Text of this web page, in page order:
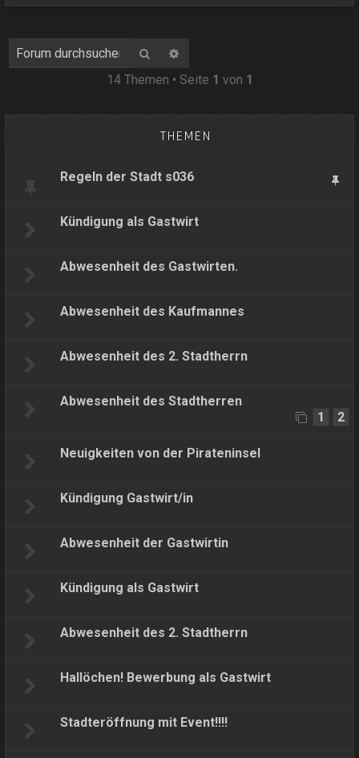
Suche
14 Themen • Seite 1 von 1
THEMEN
Regeln der Stadt s036
Kündigung als Gastwirt
Abwesenheit des Gastwirten.
Abwesenheit des Kaufmannes
Abwesenheit des 2. Stadtherrn
Abwesenheit des Stadtherren
1
2
Neuigkeiten von der Pirateninsel
Kündigung Gastwirt/in
Abwesenheit der Gastwirtin
Kündigung als Gastwirt
Abwesenheit des 2. Stadtherrn
Hallöchen! Bewerbung als Gastwirt
Stadteröffnung mit Event!!!!